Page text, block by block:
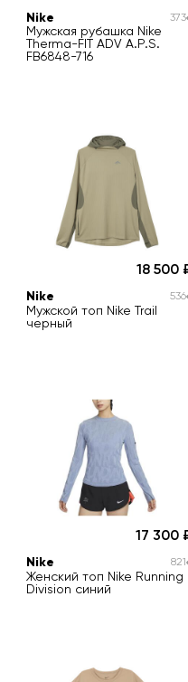
Nike
Мужская рубашка Nike
Therma-FIT ADV A.P.S.
FB6848-716
373
18 500
Nike
Мужской топ Nike Trail
черный
536
17 300
Nike
Женский топ Nike Running
Division синий
821